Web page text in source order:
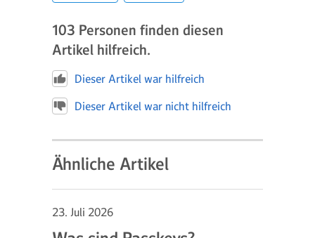
103 Personen finden diesen
Artikel hilfreich.
Dieser Artikel war hilfreich
Dieser Artikel war nicht hilfreich
Ähnliche Artikel
23. Juli 2026